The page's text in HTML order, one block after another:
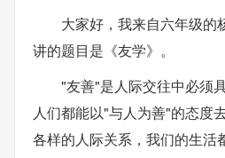
大家好，我来自六年级的
讲的题目是《友学》。
"友善"是人际交往中必须
人们都能以"与人为善"的态度
各样的人际关系，我们的生活